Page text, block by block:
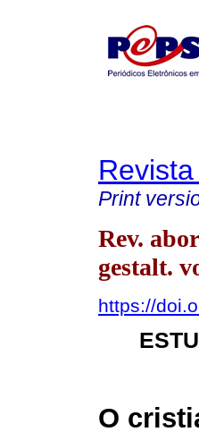
Print
Rev.
gestalt.
https://
O